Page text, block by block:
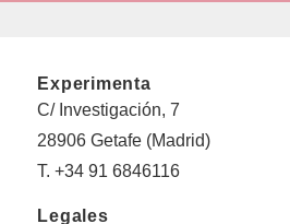
Experimenta
C/ Investigación, 7
28906 Getafe (Madrid)
T. +34 91 6846116
Legales